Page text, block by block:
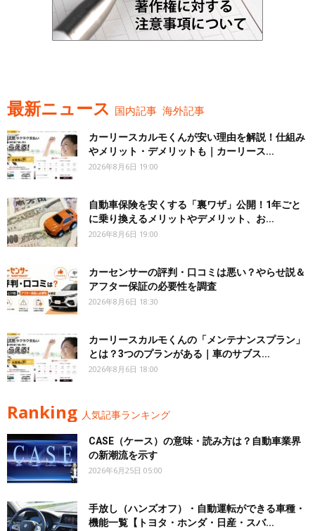
最新ニュース 国内記事 海外記事
カーリースカルモくんが安い理由を解説！仕組み
やメリット・デメリットも｜カーリース...
2026年8月6日 19:00
自動車保険を安くする「裏ワザ」公開！1年ごと
に乗り換えるメリットやデメリット、お...
2026年8月6日 19:00
カーセンサーの評判・口コミは悪い？やらせ説＆
アフター保証の必要性を調査
2026年8月6日 18:30
カーリースカルモくんの「メンテナンスプラン」
とは？3つのプランがある｜車のサブス...
2026年8月6日 18:00
Ranking 人気記事ランキング
CASE（ケース）の意味・読み方は？自動車業界
の新潮流を示す
2026年6月25日 05:00
手放し（ハンズオフ）・自動運転ができる車種・
機能一覧【トヨタ・ホンダ・日産・スバ...